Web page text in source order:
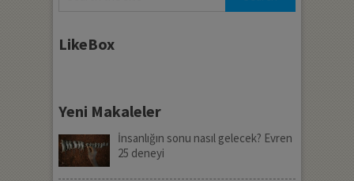
LikeBox
Yeni Makaleler
İnsanlığın sonu nasıl gelecek? Evren
25 deneyi